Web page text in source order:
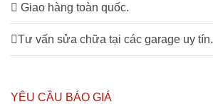
Giao hàng toàn quốc.
Tư vấn sửa chữa tại các garage uy tín.
YÊU CẦU BÁO GIÁ